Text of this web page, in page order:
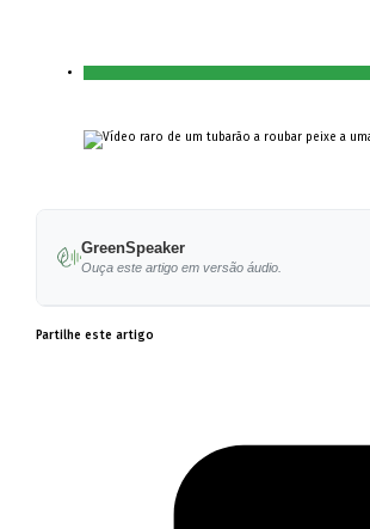
GreenSpeaker
Ouça este artigo em versão áudio.
Partilhe este artigo